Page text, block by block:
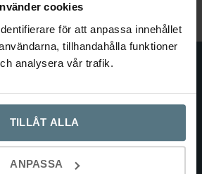
cookies
för att anpassa innehållet
tillhandahålla funktioner
analysera vår trafik.
TILLÅT ALLA
ANPASSA